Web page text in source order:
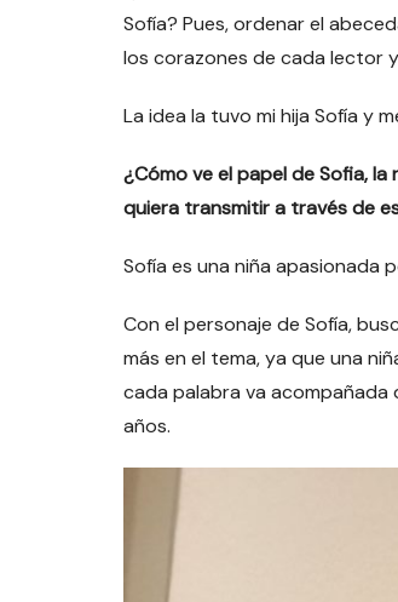
Sofía? Pues, ordenar el
los corazones de cada lector
La idea la tuvo mi hija Sofía y
¿Cómo ve el papel de Sofia,
quiera transmitir a través de
Sofía es una niña apasionada
Con el personaje de Sofía,
más en el tema, ya que una
cada palabra va acompañada
años.